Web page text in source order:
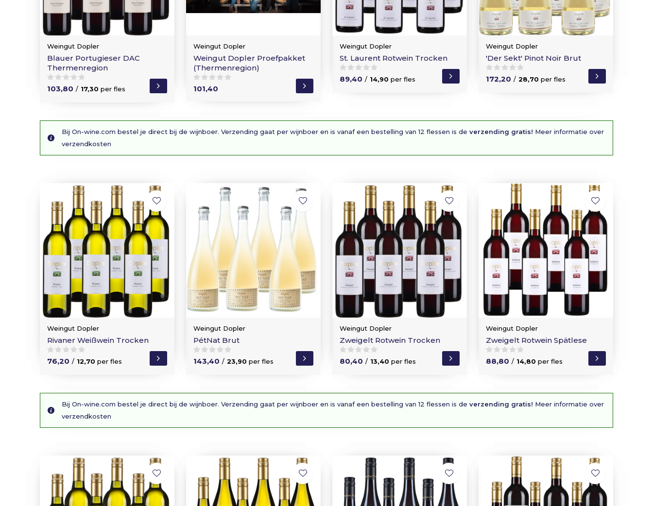
Weingut Dopler
Blauer Portugieser DAC
Thermenregion
103,80 / 17,30 per fles
Weingut Dopler
Weingut Dopler Proefpakket
(Thermenregion)
101,40
Weingut Dopler
St. Laurent Rotwein Trocken
89,40 / 14,90 per fles
Weingut Dopler
'Der Sekt' Pinot Noir Brut
172,20 / 28,70 per fles
Bij On-wine.com bestel je direct bij de wijnboer. Verzending gaat per wijnboer en is vanaf een bestelling van 12 flessen is de verzending gratis! Meer informatie over
verzendkosten
Weingut Dopler
Rivaner Weißwein Trocken
76,20 / 12,70 per fles
Weingut Dopler
PétNat Brut
143,40 / 23,90 per fles
Weingut Dopler
Zweigelt Rotwein Trocken
80,40 / 13,40 per fles
Weingut Dopler
Zweigelt Rotwein Spätlese
88,80 / 14,80 per fles
Bij On-wine.com bestel je direct bij de wijnboer. Verzending gaat per wijnboer en is vanaf een bestelling van 12 flessen is de verzending gratis! Meer informatie over
verzendkosten